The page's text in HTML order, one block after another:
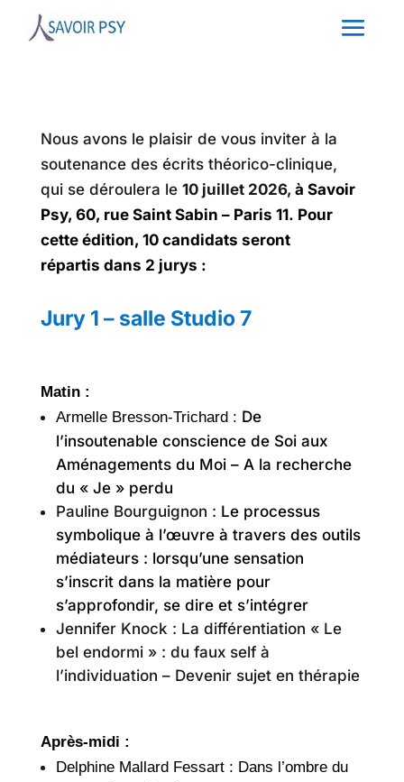
Nous avons le plaisir de vous inviter à la
soutenance des écrits théorico-clinique,
qui se déroulera le 10 juillet 2026, à Savoir
Psy, 60, rue Saint Sabin – Paris 11. Pour
cette édition, 10 candidats seront
répartis dans 2 jurys :
Jury 1 – salle Studio 7
Matin :
Armelle Bresson-Trichard : De
l’insoutenable conscience de Soi aux
Aménagements du Moi – A la recherche
du « Je » perdu
Pauline Bourguignon : Le processus
symbolique à l’œuvre à travers des outils
médiateurs : lorsqu’une sensation
s’inscrit dans la matière pour
s’approfondir, se dire et s’intégrer
Jennifer Knock : La différentiation « Le
bel endormi » : du faux self à
l’individuation – Devenir sujet en thérapie
Après-midi :
Delphine Mallard Fessart : Dans l’ombre du